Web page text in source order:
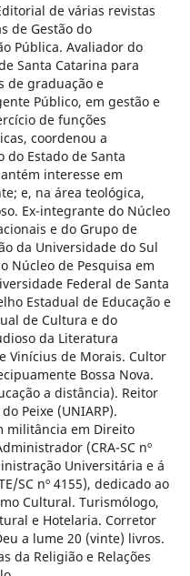
de várias revistas
de Gestão do
Pública. Avaliador do
Santa Catarina para
de graduação e
Público, em gestão e
de funções
coordenou a
do Estado de Santa
interesse em
e, na área teológica,
Ex-integrante do Núcleo
e do Grupo de
da Universidade do Sul
Núcleo de Pesquisa em
Federal de Santa
Estadual de Educação e
de Cultura e do
da Literatura
Vinícius de Morais. Cultor
Bossa Nova.
a distância). Reitor
Peixe (UNIARP).
militância em Direito
(CRA-SC nº
Universitária e á
SC nº 4155), dedicado ao
Cultural. Turismólogo,
e Hotelaria. Corretor
a lume 20 (vinte) livros.
da Religião e Relações